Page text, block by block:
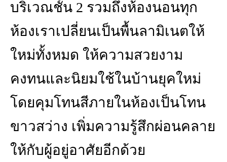
บริเวณชั้น 2 รวมถึงห้องนอนทุก
ห้องเราเปลี่ยนเป็นพื้นลามิเนตให้
ใหม่ทั้งหมด ให้ความสวยงาม
คงทนและนิยมใช้ในบ้านยุคใหม่
โดยคุมโทนสีภายในห้องเป็นโทน
ขาวสว่าง เพิ่มความรู้สึกผ่อนคลาย
ให้กับผู้อยู่อาศัยอีกด้วย